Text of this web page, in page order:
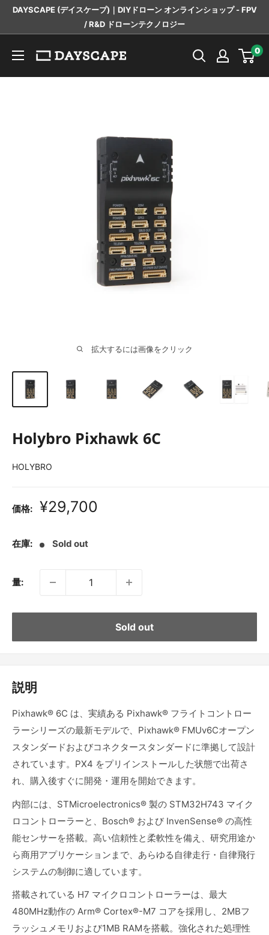
ツ
DAYSCAPE (デイスケープ)｜DIYドローン オンラインショップ - FPV
/ R&D ドローンテクノロジー
DAYSCAPE 0
拡大するには画像をクリック
Holybro Pixhawk 6C
HOLYBRO
価格:
販
価
格
¥29,700
在庫: Sold out
量:
Sold out
説明
Pixhawk® 6C は、 実績ある Pixhawk® フライトコントロー
ラーシリーズの最新モデルで、Pixhawk® FMUv6Cオープン
スタンダードおよびコネクタースタンダードに準拠して設計
されています。PX4 をプリインストールした状態で出荷さ
れ、購入後すぐに開発・運用を開始できます。
内部には、 STMicroelectronics® 製の STM32H743 マイク
ロコントローラーと、 Bosch® および InvenSense® の高性
能センサーを搭載。高い信頼性と柔軟性を備え、研究用途か
ら商用アプリケーションまで、あらゆる自律走行・自律飛行
システムの制御に適しています。
搭載されている H7 マイクロコントローラーは、 最大
480MHz動作の Arm® Cortex®-M7 コアを採用し、2MBフ
ラッシュメモリおよび1MB RAMを搭載。強化された処理性